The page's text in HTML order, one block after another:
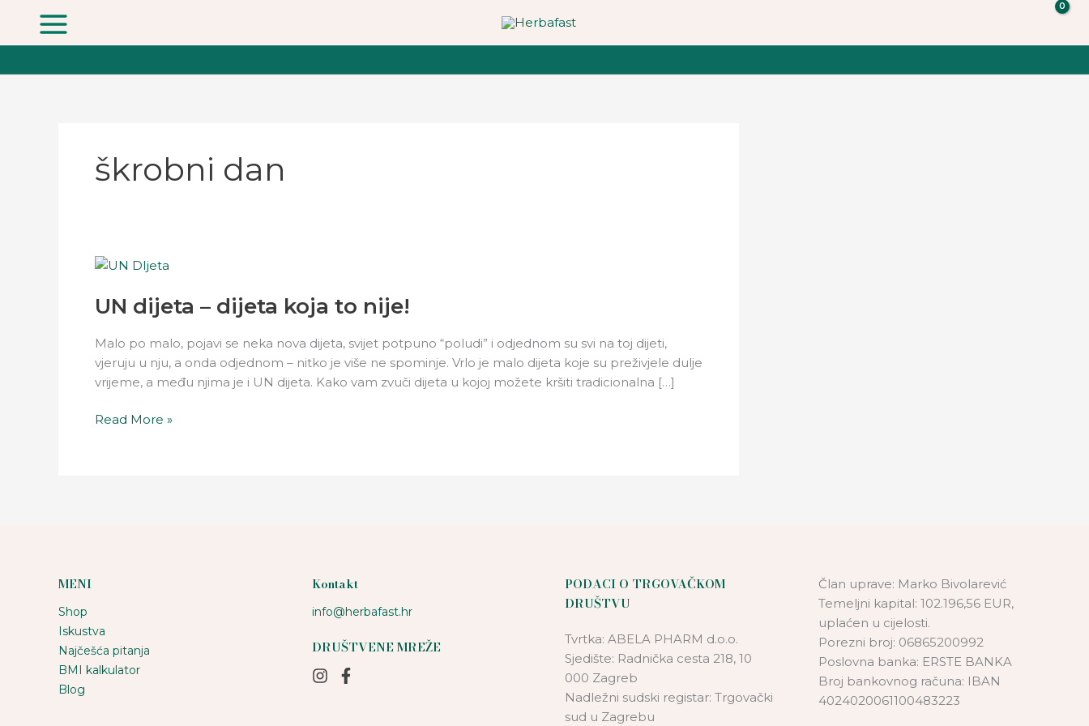
content
škrobni dan
UN dijeta – dijeta koja to nije!
Malo po malo, pojavi se neka nova dijeta, svijet potpuno “poludi” i odjednom su svi na toj dijeti,
vjeruju u nju, a onda odjednom – nitko je više ne spominje. Vrlo je malo dijeta koje su preživjele dulje
vrijeme, a među njima je i UN dijeta. Kako vam zvuči dijeta u kojoj možete kršiti tradicionalna […]
UN
–
koja
to
nije!
Read More »
MENI
Shop
Iskustva
Najčešća pitanja
BMI kalkulator
Blog
Kontakt
info@herbafast.hr
DRUŠTVENE MREŽE
PODACI O TRGOVAČKOM
DRUŠTVU
Tvrtka: ABELA PHARM d.o.o.
Sjedište: Radnička cesta 218, 10
000 Zagreb
Nadležni sudski registar: Trgovački
sud u Zagrebu
Član uprave: Marko Bivolarević
Temeljni kapital: 102.196,56 EUR,
uplaćen u cijelosti.
Porezni broj: 06865200992
Poslovna banka: ERSTE BANKA
Broj bankovnog računa: IBAN
4024020061100483223